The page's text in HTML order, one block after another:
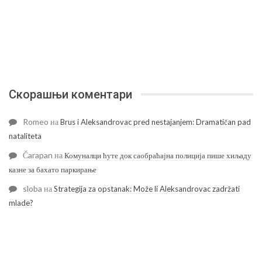
Скорашњи коментари
Romeo наBrus i Aleksandrovac pred nestajanjem: Dramatičan pad
nataliteta
Čarapan наКомуналци ћуте док саобраћајна полиција пише хиљаду
казне за бахато паркирање
sloba наStrategija za opstanak: Može li Aleksandrovac zadržati
mlade?